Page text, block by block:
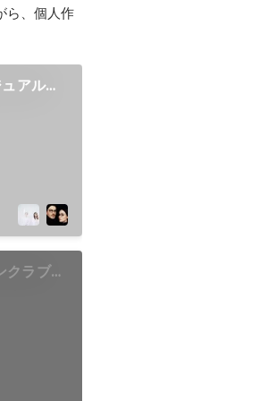
ら、個人作
アル撮
ラブ会